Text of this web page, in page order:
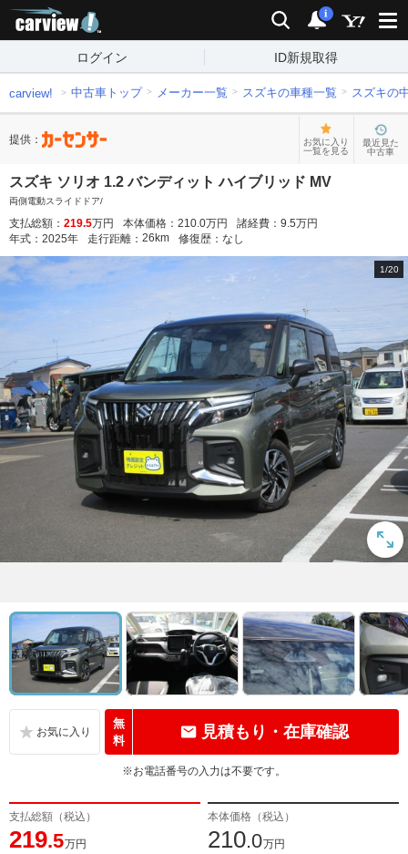
検索 通知
i
ログイン ID新規取得
carview! 中古車トップ メーカー一覧 スズキの車種一覧 スズキの
提供：
お気に入り
一覧を見る
最近見た
中古車
スズキ ソリオ 1.2 バンディット ハイブリッド MV
両側電動スライドドア/
支払総額： 219.5万円 本体価格： 210.0万円 諸経費： 9.5万円
年式： 2025年 走行距離： 26 km 修復歴： なし
1/20
無
料
見積もり・在庫確認
※お電話番号の入力は不要です。
支払総額（税込）
219.5万円
本体価格（税込）
210.0万円